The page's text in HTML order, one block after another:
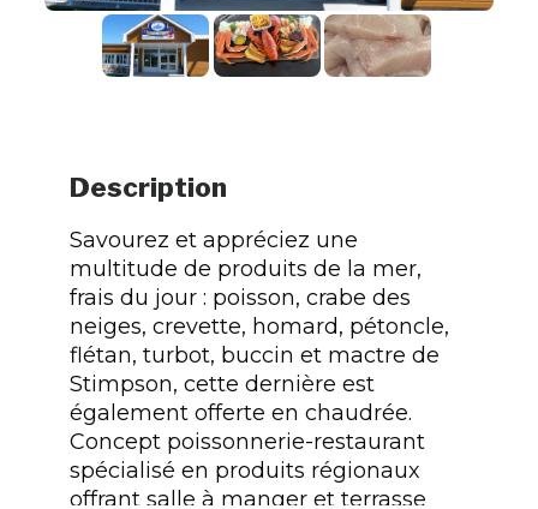
Description
Savourez et appréciez une
multitude de produits de la mer,
frais du jour : poisson, crabe des
neiges, crevette, homard, pétoncle,
flétan, turbot, buccin et mactre de
Stimpson, cette dernière est
également offerte en chaudrée.
Concept poissonnerie-restaurant
spécialisé en produits régionaux
offrant salle à manger et terrasse